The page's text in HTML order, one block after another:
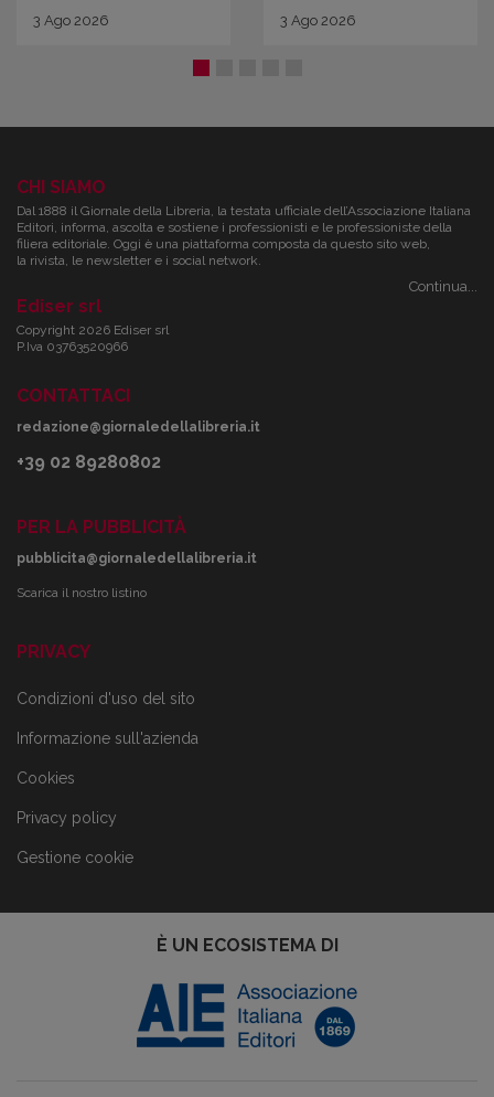
3 Ago 2026 3 Ago 2026
CHI SIAMO
Dal 1888 il Giornale della Libreria, la testata ufficiale dell’Associazione Italiana
Editori, informa, ascolta e sostiene i professionisti e le professioniste della
filiera editoriale. Oggi è una piattaforma composta da questo sito web,
la rivista, le newsletter e i social network.
Continua...
Ediser srl
Copyright 2026 Ediser srl
P.Iva 03763520966
CONTATTACI
redazione@giornaledellalibreria.it
+39 02 89280802
PER LA PUBBLICITÀ
pubblicita@giornaledellalibreria.it
Scarica il nostro listino
PRIVACY
Condizioni d'uso del sito
Informazione sull'azienda
Cookies
Privacy policy
Gestione cookie
È UN ECOSISTEMA DI